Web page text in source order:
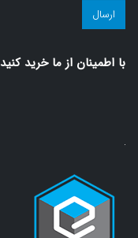
سلامت!
با اطمينان از ما خريد كنيد